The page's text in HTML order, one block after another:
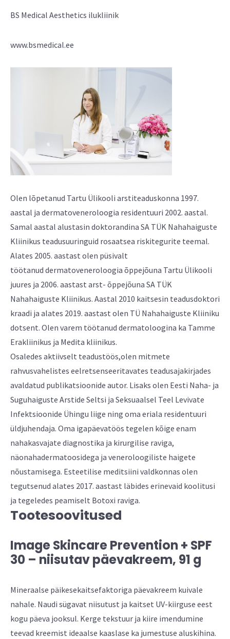
BS Medical Aesthetics ilukliinik
www.bsmedical.ee
Olen lõpetanud Tartu Ülikooli arstiteaduskonna 1997.
aastal ja dermatoveneroloogia residentuuri 2002. aastal.
Samal aastal alustasin doktorandina SA TÜK Nahahaiguste
Kliinikus teadusuuringuid rosaatsea riskitegurite teemal.
Alates 2005. aastast olen püsivalt
töötanud dermatoveneroloogia õppejõuna Tartu Ülikooli
juures ja 2006. aastast arst- õppejõuna SA TÜK
Nahahaiguste Kliinikus. Aastal 2010 kaitsesin teadusdoktori
kraadi ja alates 2019. aastast olen TÜ Nahahaiguste Kliiniku
dotsent. Olen varem töötanud dermatoloogina ka Tamme
Erakliinikus ja Medita kliinikus.
Osaledes aktiivselt teadustöös,olen mitmete
rahvusvahelistes eelretsenseeritavates teadusajakirjades
avaldatud publikatsioonide autor. Lisaks olen Eesti Naha- ja
Suguhaiguste Arstide Seltsi ja Seksuaalsel Teel Levivate
Infektsioonide Ühingu liige ning oma eriala residentuuri
üldjuhendaja. Oma igapäevatöös tegelen kõige enam
nahakasvajate diagnostika ja kirurgilise raviga,
näonahadermatoosidega ja veneroloogiliste haigete
nõustamisega. Esteetilise meditsiini valdkonnas olen
tegutsenud alates 2017. aastast läbides erinevaid koolitusi
ja tegeledes peamiselt Botoxi raviga.
Tootesoovitused
Image Skincare Prevention + SPF
30 – niisutav päevakreem, 91 g
Mineraalse päikesekaitsefaktoriga päevakreem kuivale
nahale. Naudi sügavat niisutust ja kaitset UV-kiirguse eest
kogu päeva jooksul. Kerge tekstuur ja kiire imendumine
teevad kreemist ideaalse kaaslase ka jumestuse aluskihina.